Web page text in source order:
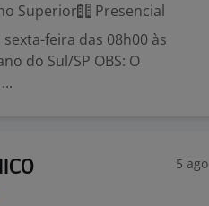
Superior
Presencial
feira das 08h00 às
do Sul/SP OBS: O
5 ago